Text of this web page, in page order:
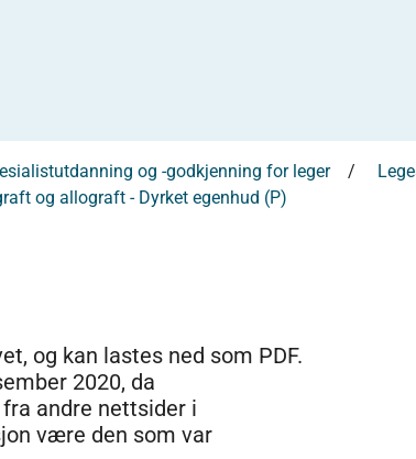
og -godkjenning for leger
og allograft - Dyrket egenhud (P)
og kan lastes ned som PDF.
2020, da
andre nettsider i
være den som var